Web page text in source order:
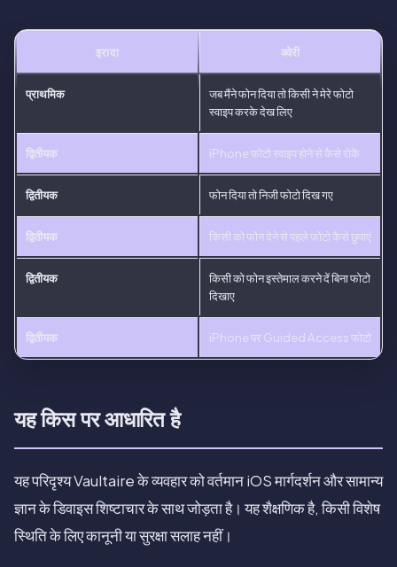
इरादा क्वेरी
प्राथमिक
जब मैंने फोन दिया तो किसी ने मेरे फोटो
स्वाइप करके देख लिए
द्वितीयक iPhone फोटो स्वाइप होने से कैसे रोकें
द्वितीयक फोन दिया तो निजी फोटो दिख गए
द्वितीयक किसी को फोन देने से पहले फोटो कैसे छुपाएं
द्वितीयक
किसी को फोन इस्तेमाल करने दें बिना फोटो
दिखाए
द्वितीयक iPhone पर Guided Access फोटो
यह किस पर आधारित है
यह परिदृश्य Vaultaire के व्यवहार को वर्तमान iOS मार्गदर्शन और सामान्य
ज्ञान के डिवाइस शिष्टाचार के साथ जोड़ता है। यह शैक्षणिक है, किसी विशेष
स्थिति के लिए कानूनी या सुरक्षा सलाह नहीं।